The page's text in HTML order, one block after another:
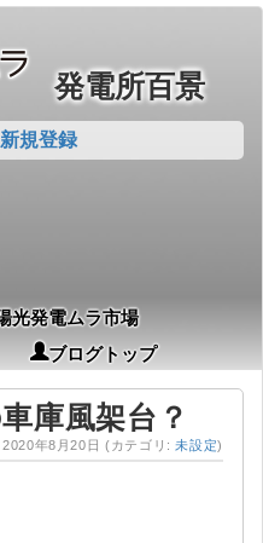
発電所百景
新規登録
光発電ムラ市場
ブログトップ
庫風架台？
2020年8月20日 (カテゴリ:未設定)